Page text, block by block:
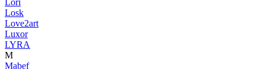
Lori
Losk
Love2art
Luxor
LYRA
M
Mabef